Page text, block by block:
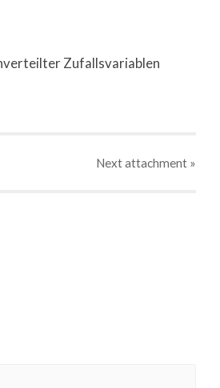
Zufallsvariablen
Nextattachment »